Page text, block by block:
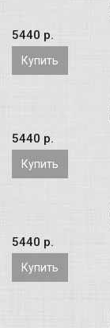
5440 p.
Купить
5440 p.
Купить
5440 p.
Купить